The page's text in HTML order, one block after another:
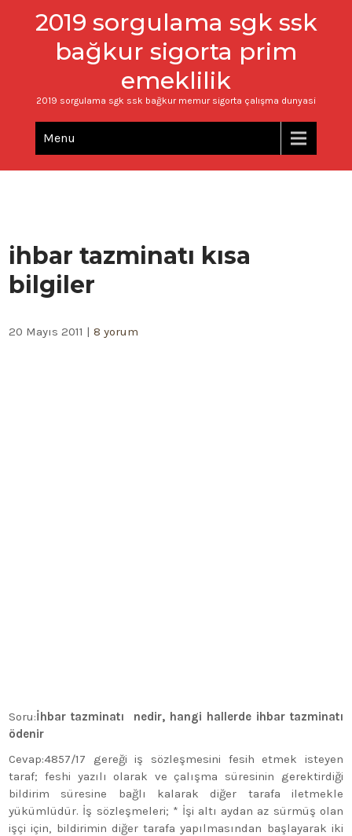
2019 sorgulama sgk ssk
bağkur sigorta prim
emeklilik
2019 sorgulama sgk ssk bağkur memur sigorta çalışma dunyasi
Menu
ihbar tazminatı kısa
bilgiler
20 Mayıs 2011 |8 yorum
Soru:İhbar tazminatı nedir, hangi hallerde ihbar tazminatı
ödenir
Cevap:4857/17 gereği iş sözleşmesini fesih etmek isteyen
taraf; feshi yazılı olarak ve çalışma süresinin gerektirdiği
bildirim süresine bağlı kalarak diğer tarafa iletmekle
yükümlüdür. İş sözleşmeleri; * İşi altı aydan az sürmüş olan
işçi için, bildirimin diğer tarafa yapılmasından başlayarak iki